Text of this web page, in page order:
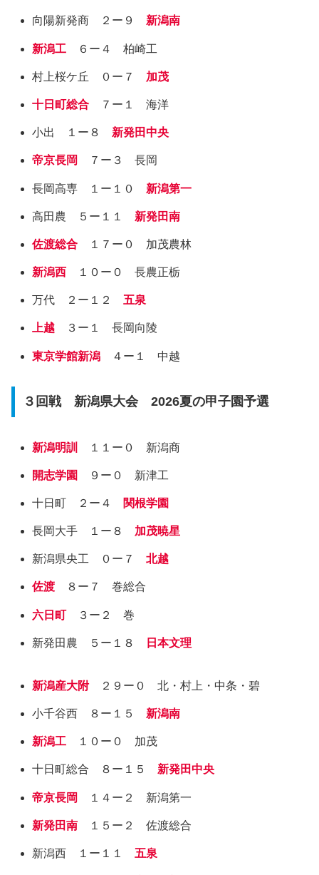
向陽新発商 ２ー９新潟南
新潟工 ６ー４ 柏崎工
村上桜ケ丘 ０ー７ 加茂
十日町総合 ７ー１ 海洋
小出 １ー８ 新発田中央
帝京長岡 ７ー３ 長岡
長岡高専 １ー１０ 新潟第一
高田農 ５ー１１ 新発田南
佐渡総合 １７ー０ 加茂農林
新潟西 １０ー０ 長農正栃
万代 ２ー１２ 五泉
上越 ３ー１ 長岡向陵
東京学館新潟 ４ー１ 中越
３回戦 新潟県大会 2026夏の甲子園予選
新潟明訓 １１ー０ 新潟商
開志学園 ９ー０ 新津工
十日町 ２ー４ 関根学園
長岡大手 １ー８ 加茂暁星
新潟県央工 ０ー７北越
佐渡 ８ー７ 巻総合
六日町 ３ー２ 巻
新発田農 ５ー１８ 日本文理
新潟産大附 ２９ー０ 北・村上・中条・碧
小千谷西 ８ー１５ 新潟南
新潟工 １０ー０ 加茂
十日町総合 ８ー１５新発田中央
帝京長岡 １４ー２ 新潟第一
新発田南 １５ー２ 佐渡総合
新潟西 １ー１１ 五泉